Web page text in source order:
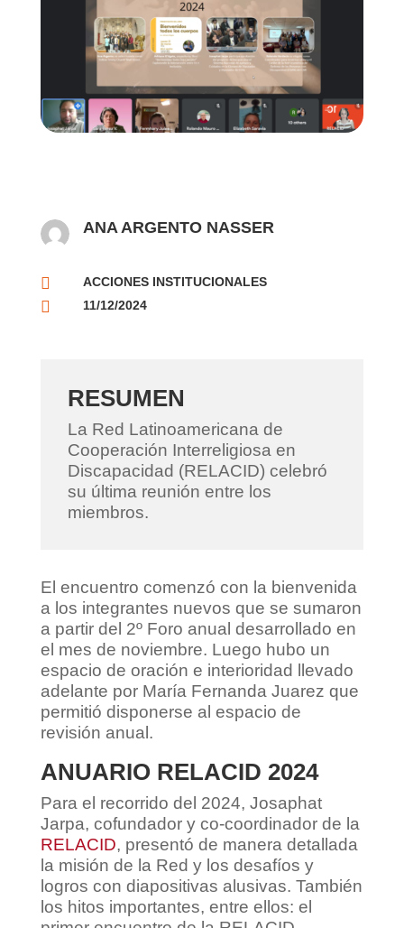
ANA ARGENTO NASSER
 ACCIONES INSTITUCIONALES
 11/12/2024
RESUMEN
La Red Latinoamericana de
Cooperación Interreligiosa en
Discapacidad (RELACID) celebró
su última reunión entre los
miembros.
El encuentro comenzó con la bienvenida
a los integrantes nuevos que se sumaron
a partir del 2º Foro anual desarrollado en
el mes de noviembre. Luego hubo un
espacio de oración e interioridad llevado
adelante por María Fernanda Juarez que
permitió disponerse al espacio de
revisión anual.
ANUARIO RELACID 2024
Para el recorrido del 2024, Josaphat
Jarpa, cofundador y co-coordinador de la
RELACID, presentó de manera detallada
la misión de la Red y los desafíos y
logros con diapositivas alusivas. También
los hitos importantes, entre ellos: el